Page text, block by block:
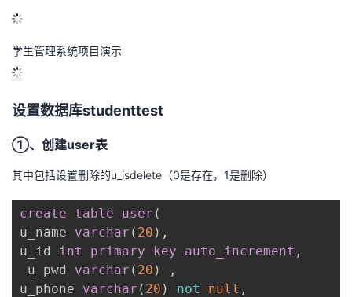
学生管理系统项目演示
设置数据库studenttest
①、创建user表
其中包括设置删除的u_isdelete（0是存在，1是删除）
create table user (
u_name varchar ( 20 ) ,
u_id int primary key auto_increment ,
u_pwd varchar ( 20 )
,
u_phone varchar ( 20 ) not null ,